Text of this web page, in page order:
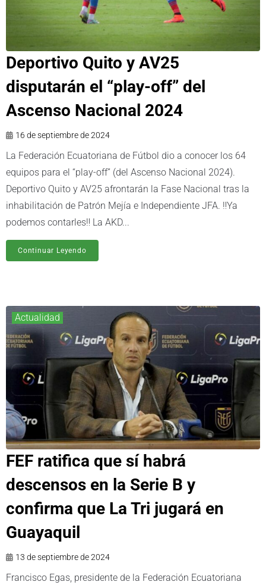
Deportivo Quito y AV25
disputarán el “play-off” del
Ascenso Nacional 2024
16 de septiembre de 2024
La Federación Ecuatoriana de Fútbol dio a conocer los 64
equipos para el “play-off” (del Ascenso Nacional 2024).
Deportivo Quito y AV25 afrontarán la Fase Nacional tras la
inhabilitación de Patrón Mejía e Independiente JFA. ‼️Ya
podemos contarles‼️ La AKD...
Continuar Leyendo
Actualidad
FEF ratifica que sí habrá
descensos en la Serie B y
confirma que La Tri jugará en
Guayaquil
13 de septiembre de 2024
Francisco Egas, presidente de la Federación Ecuatoriana